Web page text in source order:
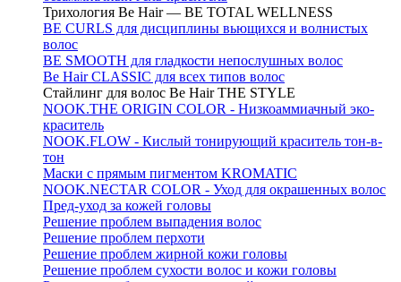
Трихология Be Hair — BE TOTAL WELLNESS
BE CURLS для дисциплины вьющихся и волнистых
волос
BE SMOOTH для гладкости непослушных волос
Be Hair CLASSIC для всех типов волос
Стайлинг для волос Be Hair THE STYLE
NOOK.THE ORIGIN COLOR - Низкоаммиачный эко-
краситель
NOOK.FLOW - Кислый тонирующий краситель тон-в-
тон
Маски с прямым пигментом KROMATIC
NOOK.NECTAR COLOR - Уход для окрашенных волос
Пред-уход за кожей головы
Решение проблем выпадения волос
Решение проблем перхоти
Решение проблем жирной кожи головы
Решение проблем сухости волос и кожи головы